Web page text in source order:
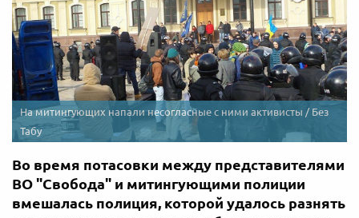
На митингующих напали несогласные с ними активисты / Без
Табу
Во время потасовки между представителями
ВО "Свобода" и митингующими полиции
вмешалась полиция, которой удалось разнять